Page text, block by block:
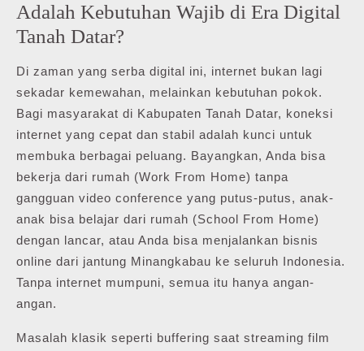
Adalah Kebutuhan Wajib di Era Digital
Tanah Datar?
Di zaman yang serba digital ini, internet bukan lagi
sekadar kemewahan, melainkan kebutuhan pokok.
Bagi masyarakat di Kabupaten Tanah Datar, koneksi
internet yang cepat dan stabil adalah kunci untuk
membuka berbagai peluang. Bayangkan, Anda bisa
bekerja dari rumah (Work From Home) tanpa
gangguan video conference yang putus-putus, anak-
anak bisa belajar dari rumah (School From Home)
dengan lancar, atau Anda bisa menjalankan bisnis
online dari jantung Minangkabau ke seluruh Indonesia.
Tanpa internet mumpuni, semua itu hanya angan-
angan.
Masalah klasik seperti buffering saat streaming film